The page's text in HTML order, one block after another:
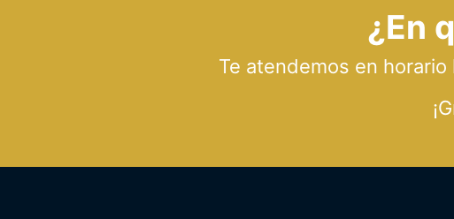
¿En
Te atendemos en